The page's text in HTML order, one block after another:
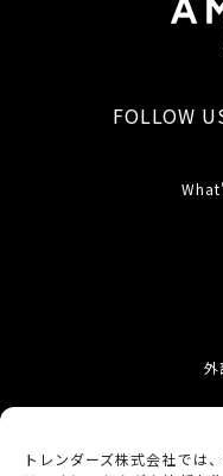
トレンダーズ株式会社では
FOLLOW
外